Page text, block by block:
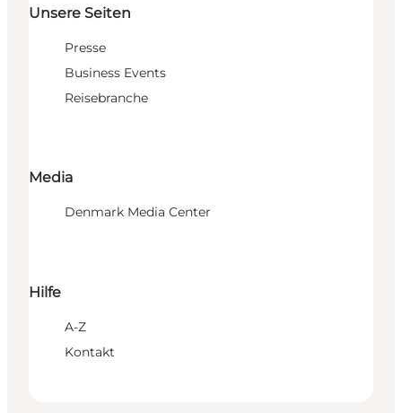
Unsere Seiten
Presse
Business Events
Reisebranche
Media
Denmark Media Center
Hilfe
A-Z
Kontakt